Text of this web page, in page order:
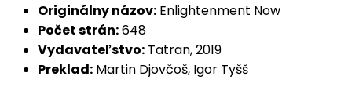
Originálny názov: Enlightenment Now
Počet strán:648
Vydavateľstvo: Tatran, 2019
Preklad: Martin Djovčoš, Igor Tyšš